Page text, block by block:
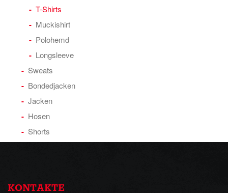
T-Shirts
Muckishirt
Polohemd
Longsleeve
Sweats
Bondedjacken
Jacken
Hosen
Shorts
KONTAKTE